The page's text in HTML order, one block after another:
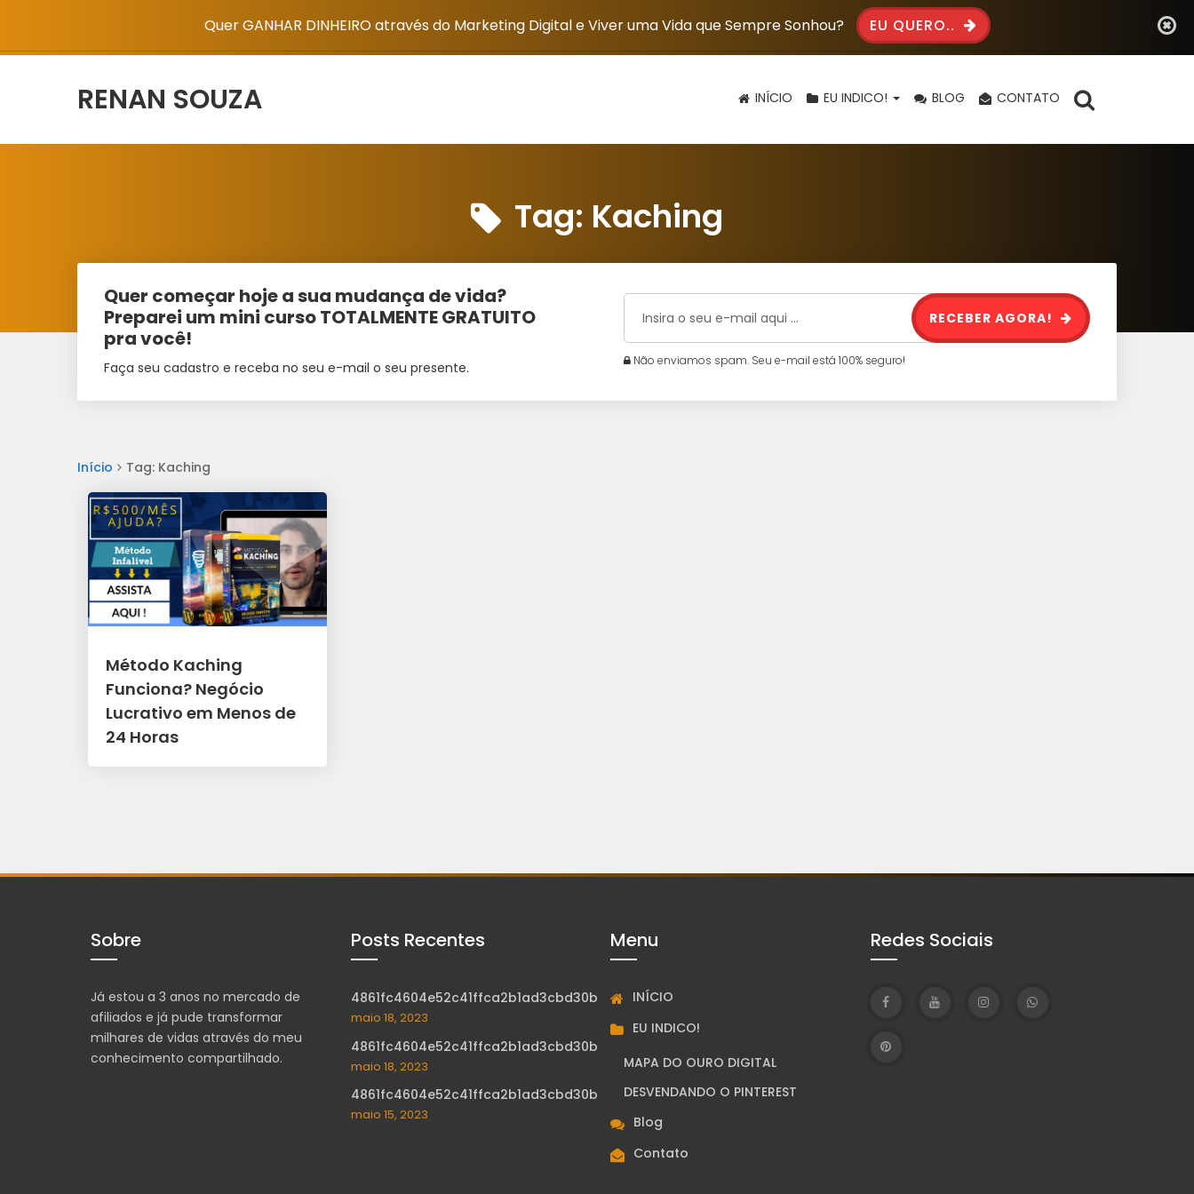
Quer GANHAR DINHEIRO através do Marketing Digital e Viver uma Vida que Sempre Sonhou? EU QUERO..
RENAN SOUZA INÍCIO EU INDICO! BLOG CONTATO
Tag: Kaching
Quer começar hoje a sua mudança de vida?
Preparei um mini curso TOTALMENTE GRATUITO
pra você!
Faça seu cadastro e receba no seu e-mail o seu presente. Não enviamos spam. Seu e-mail está 100% seguro!
RECEBER AGORA!
Início Tag: Kaching
Método Kaching
Funciona? Negócio
Lucrativo em Menos de
24 Horas
Sobre
Já estou a 3 anos no mercado de
afiliados e já pude transformar
milhares de vidas através do meu
conhecimento compartilhado.
Posts Recentes
4861fc4604e52c41ffca2b1ad3cbd30b
maio 18, 2023
4861fc4604e52c41ffca2b1ad3cbd30b
maio 18, 2023
4861fc4604e52c41ffca2b1ad3cbd30b
maio 15, 2023
Menu
INÍCIO
EU INDICO!
MAPA DO OURO DIGITAL
DESVENDANDO O PINTEREST
Blog
Contato
Redes Sociais